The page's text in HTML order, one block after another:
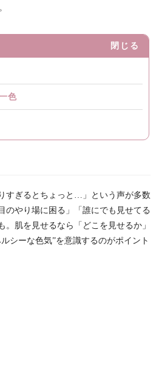
閉じる
色
すぎるとちょっと…」という声が多数
のやり場に困る」「誰にでも見せてる
。肌を見せるなら「どこを見せるか」
シーな色気”を意識するのがポイント